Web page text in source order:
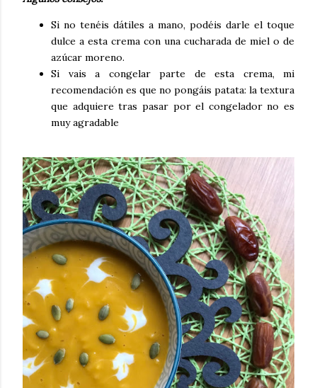
Si no tenéis dátiles a mano, podéis darle el toque
dulce a esta crema con una cucharada de miel o de
azúcar moreno.
Si vais a congelar parte de esta crema, mi
recomendación es que no pongáis patata: la textura
que adquiere tras pasar por el congelador no es
muy agradable